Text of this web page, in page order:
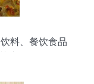
料、餐饮食品